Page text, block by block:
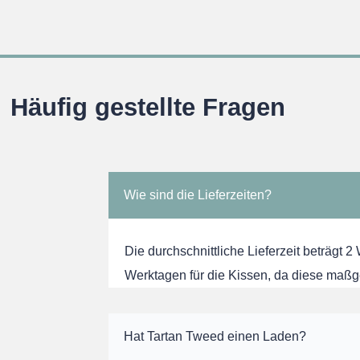
Häufig gestellte Fragen
Wie sind die Lieferzeiten?
Die durchschnittliche Lieferzeit beträgt
Werktagen für die Kissen, da diese
Hat Tartan Tweed einen Laden?